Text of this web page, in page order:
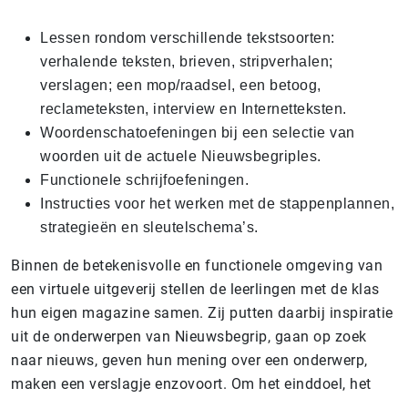
Lessen rondom verschillende tekstsoorten:
verhalende teksten, brieven, stripverhalen;
verslagen; een mop/raadsel, een betoog,
reclameteksten, interview en Internetteksten.
Woordenschatoefeningen bij een selectie van
woorden uit de actuele Nieuwsbegriples.
Functionele schrijfoefeningen.
Instructies voor het werken met de stappenplannen,
strategieën en sleutelschema’s.
Binnen de betekenisvolle en functionele omgeving van
een virtuele uitgeverij stellen de leerlingen met de klas
hun eigen magazine samen. Zij putten daarbij inspiratie
uit de onderwerpen van Nieuwsbegrip, gaan op zoek
naar nieuws, geven hun mening over een onderwerp,
maken een verslagje enzovoort. Om het einddoel, het